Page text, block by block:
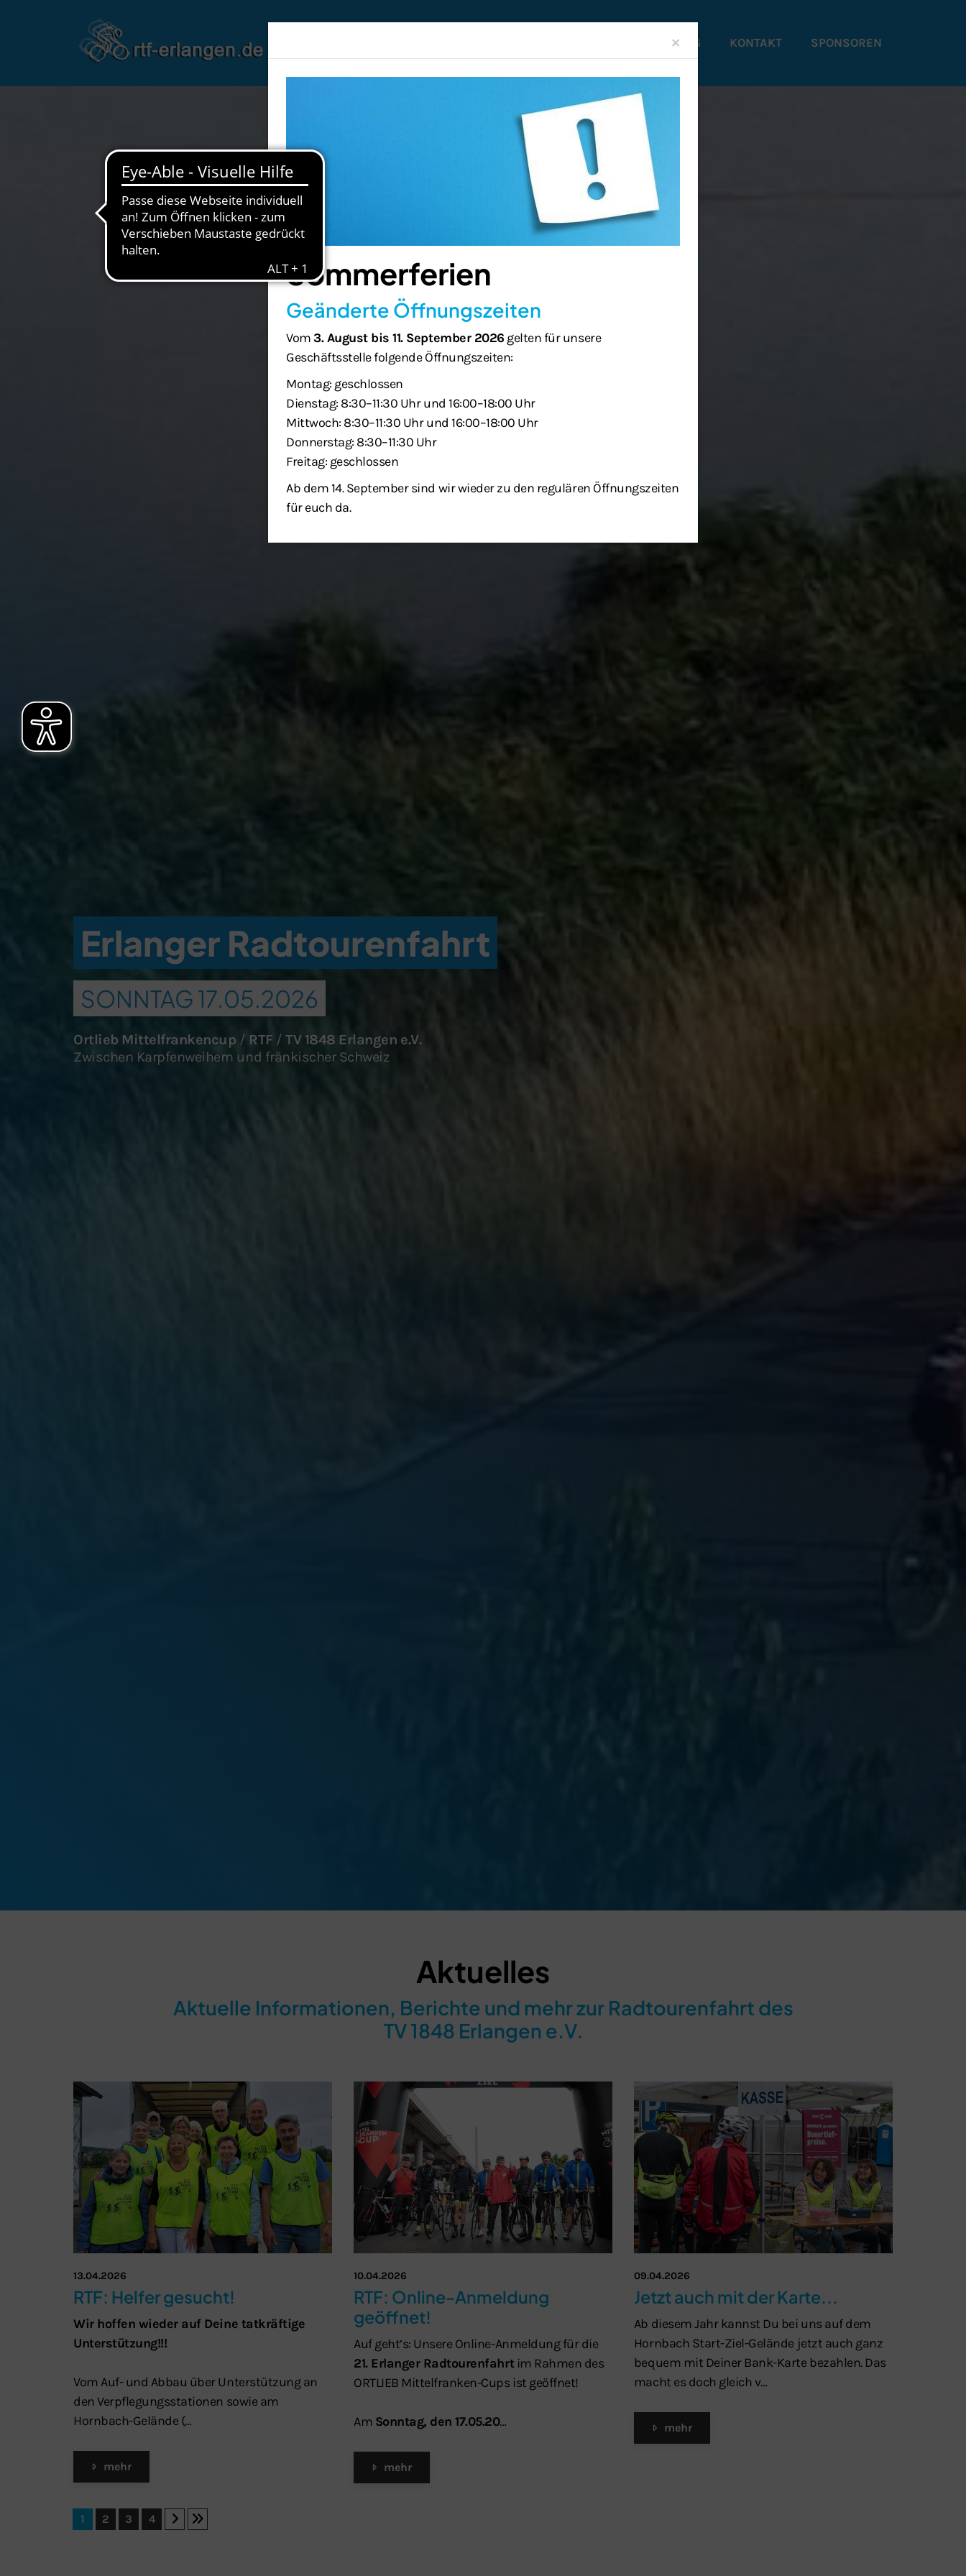
VERANSTALTUNG KONTAKT SPONSOREN
Erlanger Radtourenfahrt
SONNTAG 17.05.2026
Ortlieb Mittelfrankencup / RTF /TV 1848 Erlangen e.V.
Zwischen Karpfenweihern und fränkischer Schweiz
Aktuelles
Aktuelle Informationen, Berichte und mehr zur Radtourenfahrt des
TV 1848 Erlangen e.V.
13.04.2026
RTF: Helfer gesucht!
Wir hoffen wieder auf Deine tatkräftige
Unterstützung!!!
Vom Auf- und Abbau über Unterstützung an
den Verpflegungsstationen sowie am
Hornbach-Gelände (…
mehr
10.04.2026
RTF: Online-Anmeldung
geöffnet!
Auf geht’s: Unsere Online-Anmeldung für die
21. Erlanger Radtourenfahrtim Rahmen des
ORTLIEB Mittelfranken-Cups ist geöffnet!
Am Sonntag, den 17.05.20…
mehr
09.04.2026
Jetzt auch mit der Karte...
Ab diesem Jahr kannst Du bei uns auf dem
Hornbach Start-Ziel-Gelände jetzt auch ganz
bequem mit Deiner Bank-Karte bezahlen. Das
macht es doch gleich v…
mehr
1 2 3 4
× Close
Sommerferien
Geänderte Öffnungszeiten
Vom3. August bis 11. September 2026 gelten für unsere
Geschäftsstelle folgende Öffnungszeiten:
Montag: geschlossen
Dienstag: 8:30–11:30 Uhr und 16:00–18:00 Uhr
Mittwoch: 8:30–11:30 Uhr und 16:00–18:00 Uhr
Donnerstag: 8:30–11:30 Uhr
Freitag: geschlossen
Ab dem 14. September sind wir wieder zu den regulären Öffnungszeiten
für euch da.